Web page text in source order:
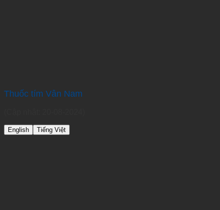
Thuốc tím Vân Nam
English Tiếng Việt